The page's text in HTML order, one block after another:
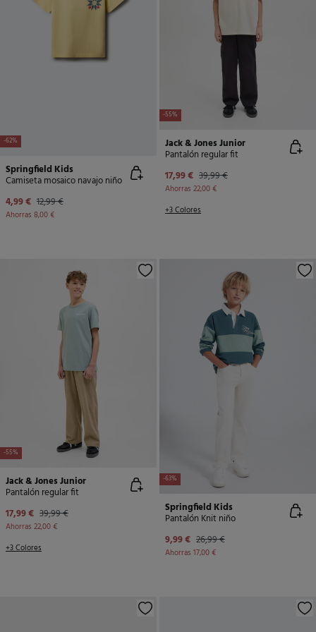
-62%
Springfield Kids
Camiseta mosaico navajo niño
4,99 € 12,99 €
Ahorras 8,00 €
-55%
Jack & Jones Junior
Pantalón regular fit
17,99 € 39,99 €
Ahorras 22,00 €
+3 Colores
-55%
Jack & Jones Junior
Pantalón regular fit
17,99 € 39,99 €
Ahorras 22,00 €
+3 Colores
-63%
Springfield Kids
Pantalón Knit niño
9,99 € 26,99 €
Ahorras 17,00 €